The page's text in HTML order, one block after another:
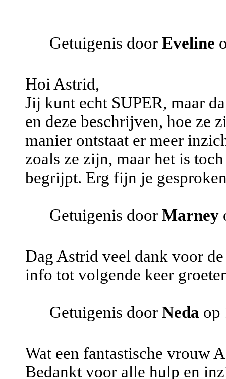
Getuigenis door Eveline
Hoi Astrid,
Jij kunt echt SUPER, maar
en deze beschrijven, hoe ze
manier ontstaat er meer
zoals ze zijn, maar het is
begrijpt. Erg fijn je
Getuigenis door Marney
Dag Astrid veel dank voor
info tot volgende keer
Getuigenis door Neda op
Wat een fantastische vrouw
Bedankt voor alle hulp en